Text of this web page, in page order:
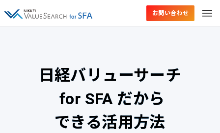
お問い合わせ
日経バリューサーチ
for SFA だから
できる活用方法